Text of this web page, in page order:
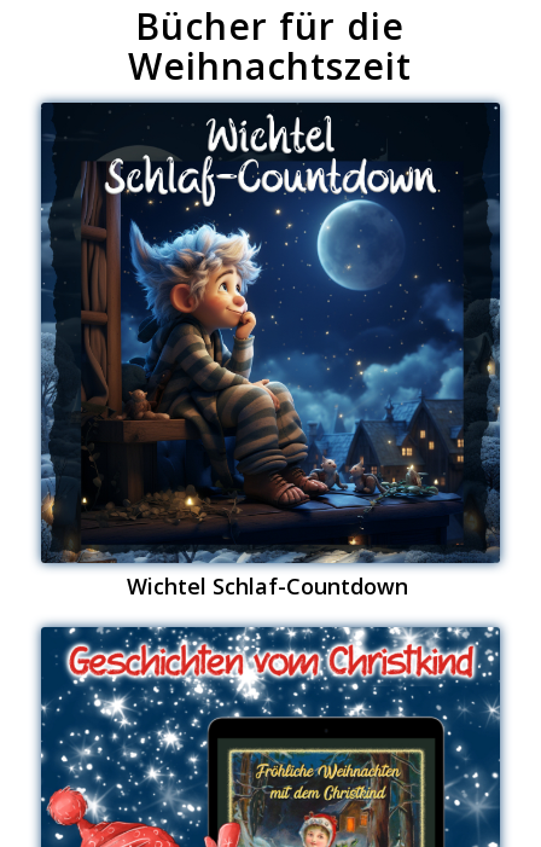
Bücher für die
Weihnachtszeit
Wichtel Schlaf-Countdown